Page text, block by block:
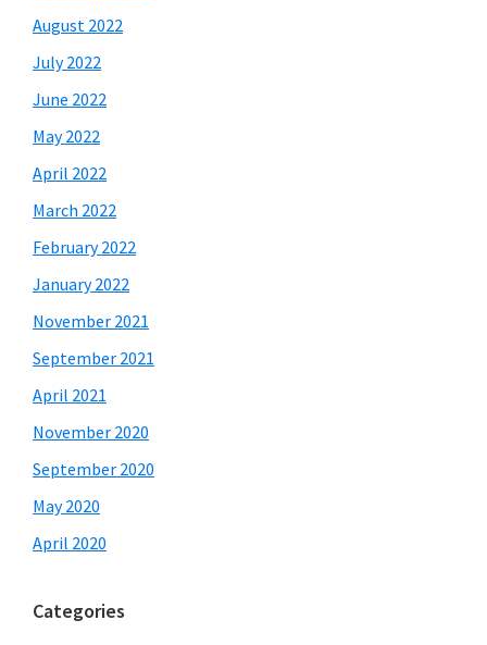
August 2022
July 2022
June 2022
May 2022
April 2022
March 2022
February 2022
January 2022
November 2021
September 2021
April 2021
November 2020
September 2020
May 2020
April 2020
Categories